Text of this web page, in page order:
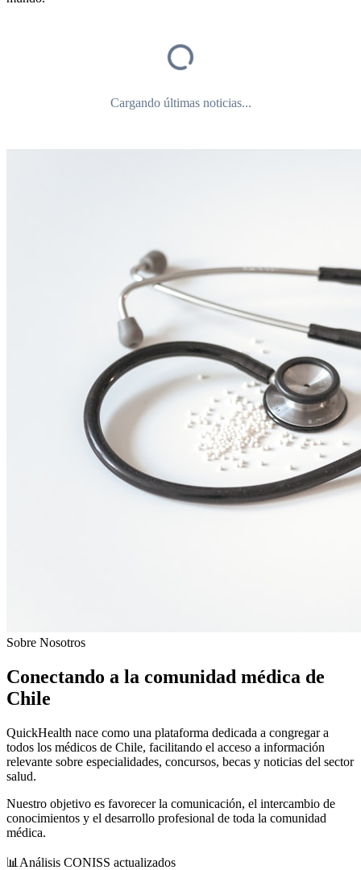
Cargando últimas noticias...
Sobre Nosotros
Conectando a la comunidad médica de
Chile
QuickHealth nace como una plataforma dedicada a congregar a
todos los médicos de Chile, facilitando el acceso a información
relevante sobre especialidades, concursos, becas y noticias del sector
salud.
Nuestro objetivo es favorecer la comunicación, el intercambio de
conocimientos y el desarrollo profesional de toda la comunidad
médica.
📊 Análisis CONISS actualizados